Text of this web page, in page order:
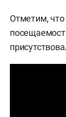
Отметим,